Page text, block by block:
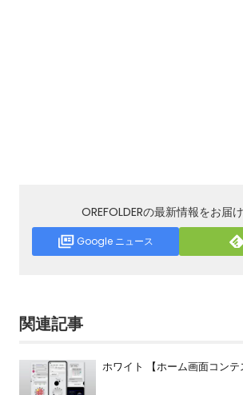
OREFOLDERの最新情報をお届
Google ニュース
関連記事
ホワイト 【ホーム画面コンテ